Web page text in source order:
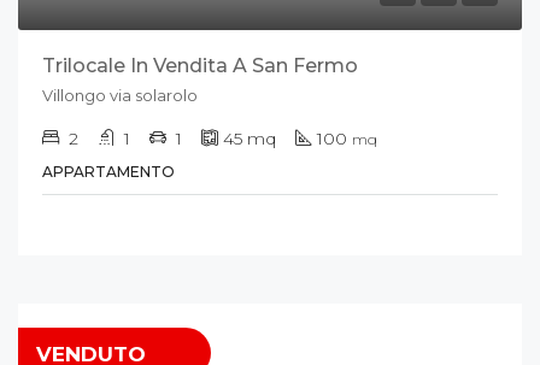
Trilocale In Vendita A San Fermo
Villongo via solarolo
2 1 1 45 mq 100 mq
APPARTAMENTO
VENDUTO